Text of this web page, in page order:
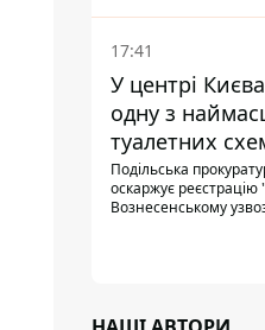
17:41
У центрі
одну з
туалетних
будинком
Подільська
оскаржує реєстрацію
Вознесенському